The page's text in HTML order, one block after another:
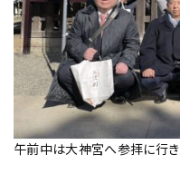
午前中は大神宮へ参拝に行き